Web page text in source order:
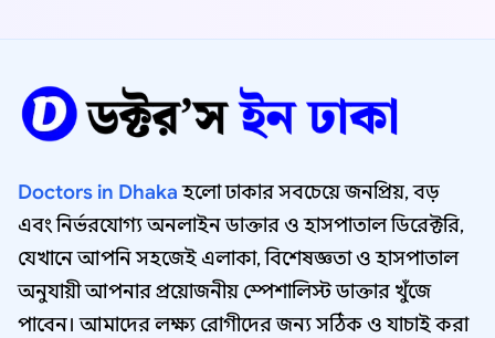
Doctors in Dhakaহলো ঢাকার সবচেয়ে জনপ্রিয়, বড়
এবং নির্ভরযোগ্য অনলাইন ডাক্তার ও হাসপাতাল ডিরেক্টরি,
যেখানে আপনি সহজেই এলাকা, বিশেষজ্ঞতা ও হাসপাতাল
অনুযায়ী আপনার প্রয়োজনীয় স্পেশালিস্ট ডাক্তার খুঁজে
পাবেন। আমাদের লক্ষ্য রোগীদের জন্য সঠিক ও যাচাই করা